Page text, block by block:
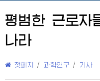
평범한 근로자
나라
첫페지 / 과학연구 / 기사